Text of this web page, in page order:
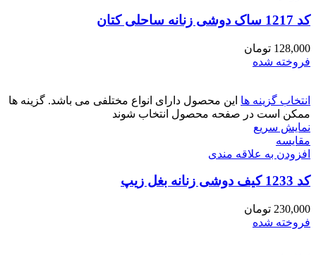
کد 1217 ساک دوشی زنانه ساحلی کتان
128,000 تومان
فروخته شده
انتخاب گزینه ها این محصول دارای انواع مختلفی می باشد. گزینه ها
ممکن است در صفحه محصول انتخاب شوند
نمایش سریع
مقايسه
افزودن به علاقه مندی
کد 1233 کیف دوشی زنانه بغل زیپ
230,000 تومان
فروخته شده